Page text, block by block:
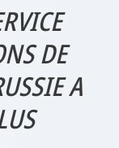
DE
A